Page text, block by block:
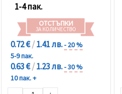
1-4 пак.
ОТСТЪПКИ
ЗА КОЛИЧЕСТВО
0.72 €/1.41 лв.- 20 %
5-9 пак.
0.63 €/1.23 лв.- 30 %
10 пак. +